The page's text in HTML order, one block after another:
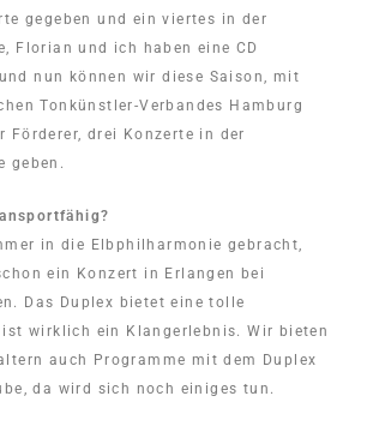
gegeben und ein viertes in der
Florian und ich haben eine CD
nun können wir diese Saison, mit
Tonkünstler-Verbandes Hamburg
Förderer, drei Konzerte in der
geben.
in die Elbphilharmonie gebracht,
ein Konzert in Erlangen bei
Das Duplex bietet eine tolle
ist wirklich ein Klangerlebnis. Wir bieten
auch Programme mit dem Duplex
da wird sich noch einiges tun.